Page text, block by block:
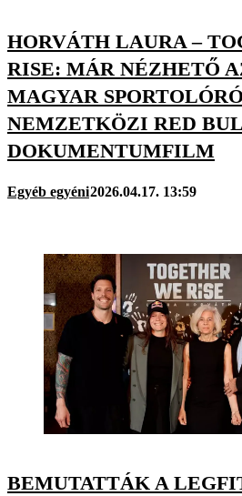
HORVÁTH LAURA –
RISE: MÁR NÉZHETŐ
MAGYAR
NEMZETKÖZI RED
DOKUMENTUMFILM
Egyéb egyéni2026.04.17. 13:59
BEMUTATTÁK A